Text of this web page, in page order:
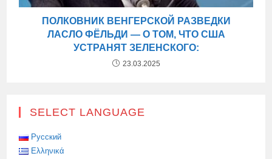
ПОЛКОВНИК ВЕНГЕРСКОЙ РАЗВЕДКИ
ЛАСЛО ФЁЛЬДИ — О ТОМ, ЧТО США
УСТРАНЯТ ЗЕЛЕНСКОГО:
23.03.2025
SELECT LANGUAGE
Русский
Ελληνικά